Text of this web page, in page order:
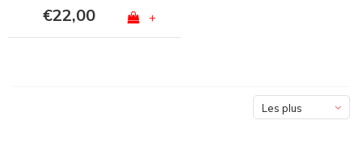
€22,00 +
Les plus